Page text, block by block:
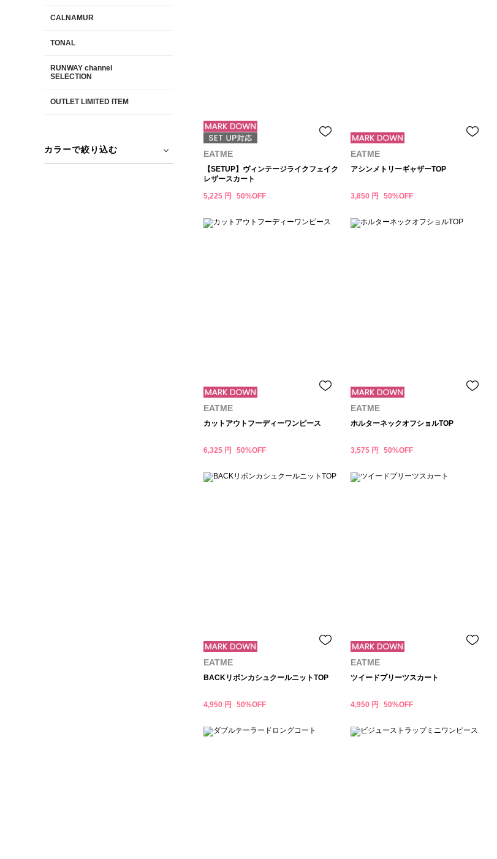
EATME
【SETUP】ヴィンテージライクフェイク
レザースカート
5,225 円
50%OFF
EATME
アシンメトリーギャザーTOP
3,850 円 50%OFF
EATME
カットアウトフーディーワンピース
6,325 円 50%OFF
EATME
ホルターネックオフショルTOP
3,575 円 50%OFF
EATME
BACKリボンカシュクールニットTOP
4,950 円 50%OFF
EATME
ツイードプリーツスカート
4,950 円 50%OFF
CALNAMUR
TONAL
RUNWAY channel
SELECTION
OUTLET LIMITED ITEM
カラーで絞り込む